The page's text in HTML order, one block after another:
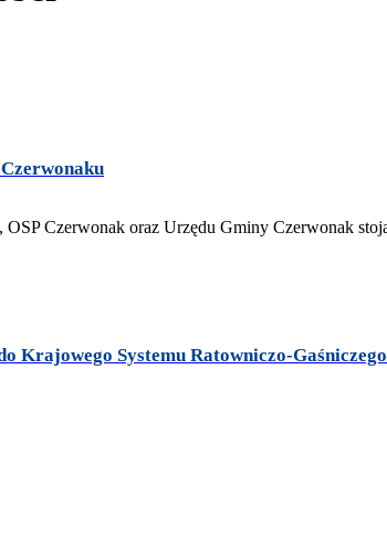
Krajowego Systemu Ratowniczo-Gaśniczego